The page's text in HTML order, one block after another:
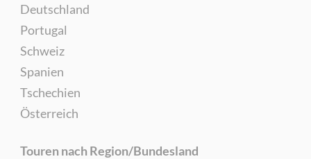
Deutschland
Portugal
Schweiz
Spanien
Tschechien
Österreich
Touren nach Region/Bundesland